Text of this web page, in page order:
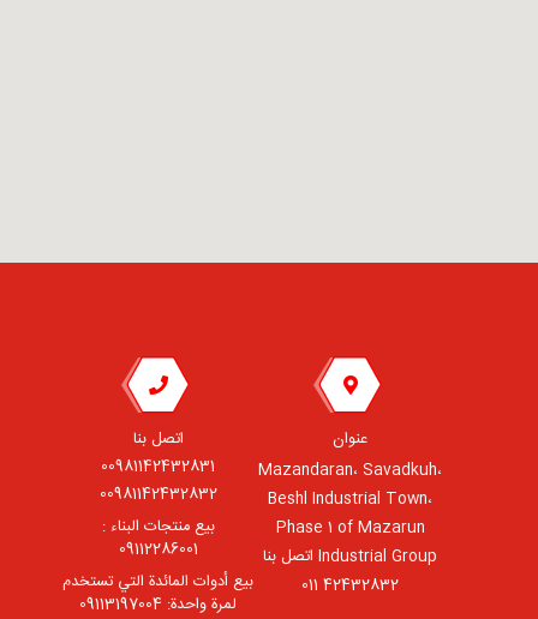
عنوان
Mazandaran، Savadkuh،
Beshl Industrial Town،
Phase 1 of Mazarun
Industrial Group اتصل بنا
42432832 011
اتصل بنا
00981142432831
00981142432832
بيع منتجات البناء :
09112286001
بيع أدوات المائدة التي تستخدم
لمرة واحدة: 09113197004